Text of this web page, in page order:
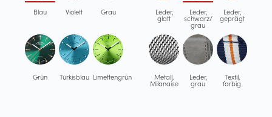
Blau Violett Grau
Grün Türkisblau Limettengrün
Leder,
glatt
Leder,
schwarz/
grau
Leder,
geprägt
Metall,
Milanaise
Leder,
grau
Textil,
farbig